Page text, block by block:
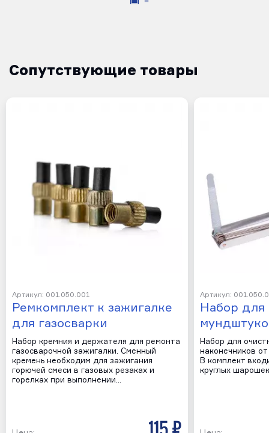
Сопутствующие товары
Артикул: 001.050.001
Ремкомплект к зажигалке
для газосварки
Набор кремния и держателя для ремонта
газосварочной зажигалки. Сменный
кремень необходим для зажигания
горючей смеси в газовых резаках и
горелках при выполнении…
Артикул:
Набор для
Набор для
наконечников
В комплект
круглых